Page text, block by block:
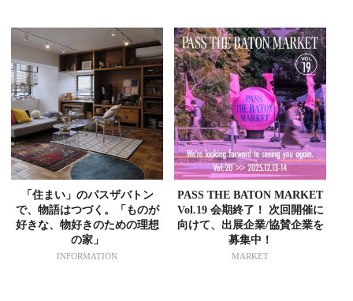
「住まい」のパスザバトン
で、物語はつづく。「ものが
好きな、物好きのための理想
の家」
INFORMATION
PASS THE BATON MARKET
Vol.19 会期終了！ 次回開催に
向けて、出展企業/協賛企業を
募集中！
MARKET